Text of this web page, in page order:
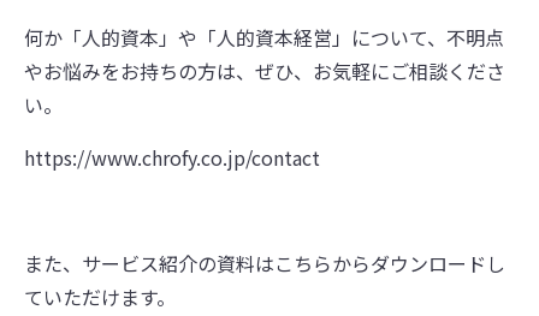
何か「人的資本」や「人的資本経営」について、不明点
やお悩みをお持ちの方は、ぜひ、お気軽にご相談くださ
い。
https://www.chrofy.co.jp/contact
また、サービス紹介の資料はこちらからダウンロードし
ていただけます。